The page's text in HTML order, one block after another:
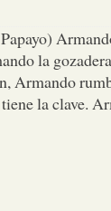
la
Armando
la clave.